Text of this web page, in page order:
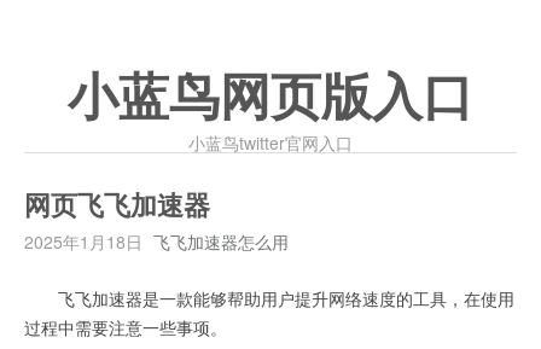
小蓝鸟网页版入口
小蓝鸟twitter官网入口
网页飞飞加速器
2025年1月18日 飞飞加速器怎么用
飞飞加速器是一款能够帮助用户提升网络速度的工具，在使用
过程中需要注意一些事项。